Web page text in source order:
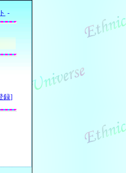
-
録]